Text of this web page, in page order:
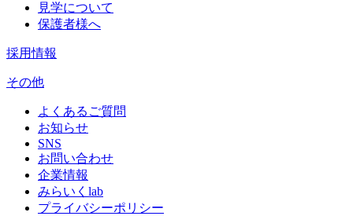
見学について
保護者様へ
採用情報
その他
よくあるご質問
お知らせ
SNS
お問い合わせ
企業情報
みらいくlab
プライバシーポリシー